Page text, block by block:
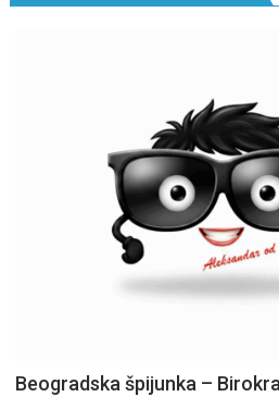
Beogradska špijunka –